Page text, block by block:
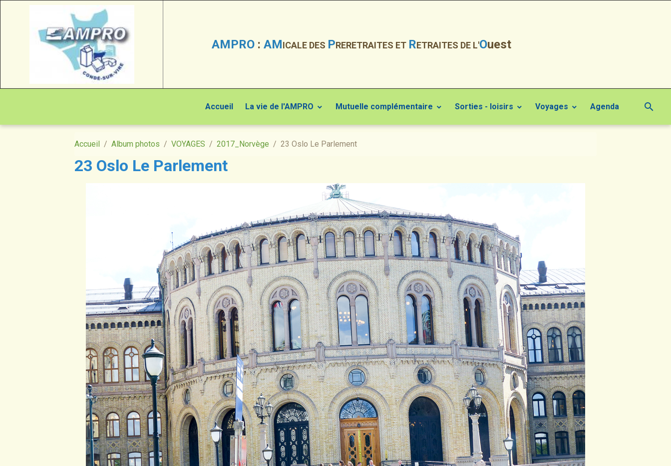
AMPRO : AMICALE DES PRERETRAITES ET RETRAITES DE L'Ouest
Accueil La vie de l'AMPRO Mutuelle complémentaire Sorties - loisirs Voyages Agenda
Accueil Album photos VOYAGES 2017_Norvège 23 Oslo Le Parlement
23 Oslo Le Parlement